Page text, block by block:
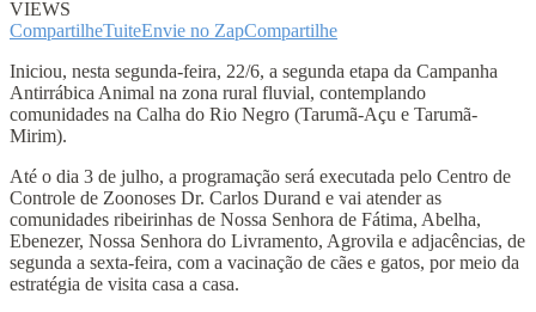
VIEWS
CompartilheTuiteEnvie no ZapCompartilhe
Iniciou, nesta segunda-feira, 22/6, a segunda etapa da Campanha
Antirrábica Animal na zona rural fluvial, contemplando
comunidades na Calha do Rio Negro (Tarumã-Açu e Tarumã-
Mirim).
Até o dia 3 de julho, a programação será executada pelo Centro de
Controle de Zoonoses Dr. Carlos Durand e vai atender as
comunidades ribeirinhas de Nossa Senhora de Fátima, Abelha,
Ebenezer, Nossa Senhora do Livramento, Agrovila e adjacências, de
segunda a sexta-feira, com a vacinação de cães e gatos, por meio da
estratégia de visita casa a casa.